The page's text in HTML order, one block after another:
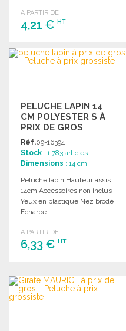
A PARTIR DE
4,21 € HT
COMMANDER
PELUCHE LAPIN 14
CM POLYESTER S À
PRIX DE GROS
Réf.09-16394
Stock : 1 783 articles
Dimensions : 14 cm
Peluche lapin Hauteur assis:
14cm Accessoires non inclus
Yeux en plastique Nez brodé
Echarpe...
A PARTIR DE
6,33 € HT
Demander un devis